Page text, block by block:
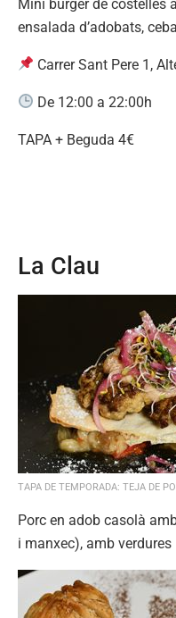
Mini burger de costelles
ensalada d’adobats,
Carrer Sant Pere 1,
De 12:00 a 22:00h
TAPA + Beguda 4€
La Clau
TAPA DE TEMPORADA: TEJA DE
Porc en adob casolà
i manxec), amb